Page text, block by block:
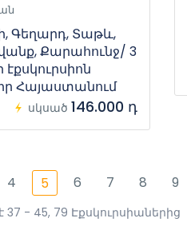
Գեղարդ, Տաթև,
Քարահունջ/ 3
Հայաստանում
սկսած 146.000 դ
4 5 6 7 8 9
37 - 45, 79 Էքսկուրսիաներից